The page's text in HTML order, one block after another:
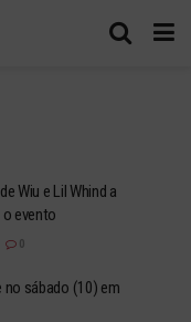
Wiu e Lil Whind a
evento
no sábado (10) em